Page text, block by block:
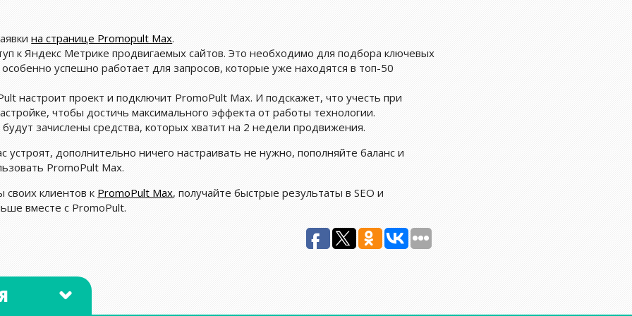
на странице Promopult Max.
к Яндекс Метрике продвигаемых сайтов. Это необходимо для подбора ключевых
успешно работает для запросов, которые уже находятся в топ-50
настроит проект и подключит PromoPult Max. И подскажет, что учесть при
чтобы достичь максимального эффекта от работы технологии.
будут зачислены средства, которых хватит на 2 недели продвижения.
устроят, дополнительно ничего настраивать не нужно, пополняйте баланс и
PromoPult Max.
клиентов к PromoPult Max, получайте быстрые результаты в SEO и
вместе с PromoPult.